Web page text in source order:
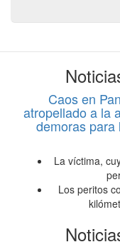
Caos en
atropellado a la
demoras para
La víctima,
Los peritos